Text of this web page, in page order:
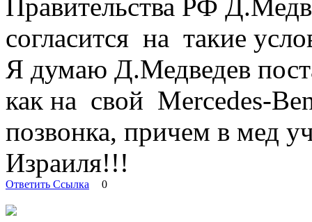
Правительства РФ
согласится на такие
Я думаю Д.Медведев
как на свой Mercedes-
позвонка, причем в мед
Израиля!!!
Ответить Ссылка 0